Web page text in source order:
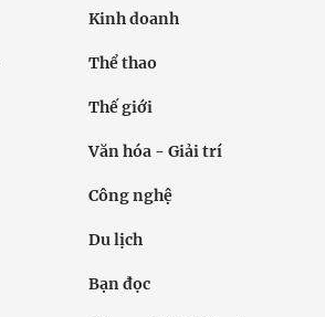
Kinh doanh
Thể thao
Thế giới
Văn hóa - Giải trí
Công nghệ
Du lịch
Bạn đọc